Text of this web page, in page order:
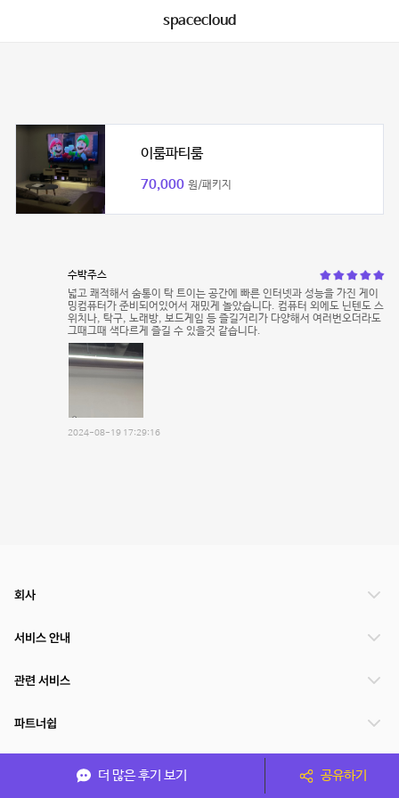
spacecloud
이룸파티룸
70,000 원/패키지
수박주스
넓고 쾌적해서 숨통이 탁 트이는 공간에 빠른 인터넷과 성능을 가진 게이
밍컴퓨터가 준비되어있어서 재밌게 놀았습니다. 컴퓨터 외에도 닌텐도 스
위치나, 탁구, 노래방, 보드게임 등 즐길거리가 다양해서 여러번오더라도
그때그때 색다르게 즐길 수 있을것 같습니다.
2024-08-19 17:29:16
더 많은 후기 보기 공유하기
회사
서비스 안내
관련 서비스
파트너쉽
서비스 제공 국가